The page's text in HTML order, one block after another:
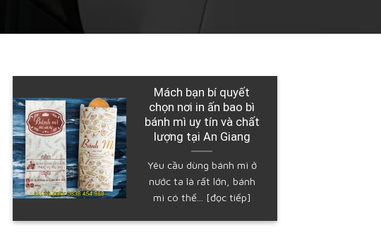
Doanh nghiệp in các
loại túi bánh mì đẹp,
giá cả rẻ khắp cả nước
tại An Giang
Bánh mì được ưa thích
mạnh mẽ tại Việt Nam,
mẫu mã và chủng loại...